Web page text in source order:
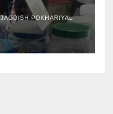
JAGDISH POKHARIYAL